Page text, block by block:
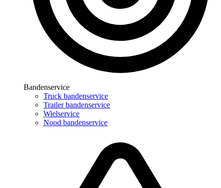
Bandenservice
Truck bandenservice
Trailer bandenservice
Wielservice
Nood bandenservice